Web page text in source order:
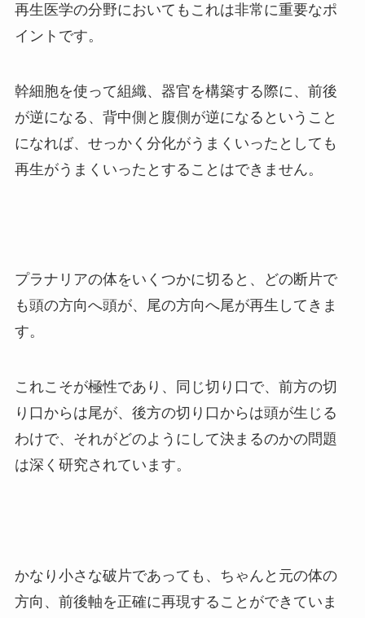
再生医学の分野においてもこれは非常に重要なポ
イントです。
幹細胞を使って組織、器官を構築する際に、前後
が逆になる、背中側と腹側が逆になるということ
になれば、せっかく分化がうまくいったとしても
再生がうまくいったとすることはできません。
プラナリアの体をいくつかに切ると、どの断片で
も頭の方向へ頭が、尾の方向へ尾が再生してきま
す。
これこそが極性であり、同じ切り口で、前方の切
り口からは尾が、後方の切り口からは頭が生じる
わけで、それがどのようにして決まるのかの問題
は深く研究されています。
かなり小さな破片であっても、ちゃんと元の体の
方向、前後軸を正確に再現することができていま